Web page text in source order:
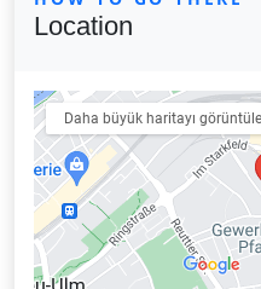
Location